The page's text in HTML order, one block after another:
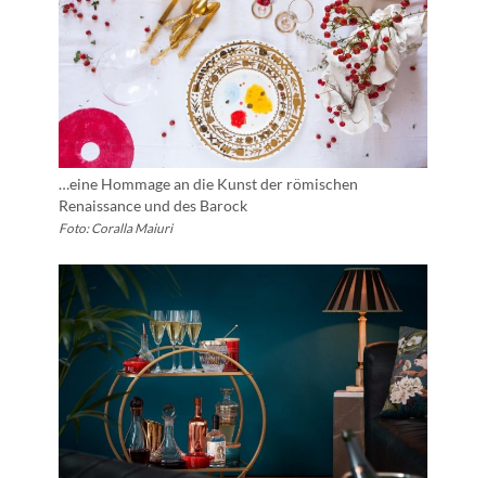
…eine Hommage an die Kunst der römischen
Renaissance und des Barock
Foto: Coralla Maiuri